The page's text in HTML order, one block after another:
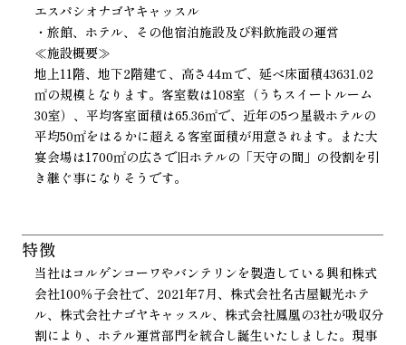
エスパシオナゴヤキャッスル
・旅館、ホテル、その他宿泊施設及び料飲施設の運営
≪施設概要≫
地上11階、地下2階建て、高さ44ｍで、延べ床面積43631.02
㎡の規模となります。客室数は108室（うちスイートルーム
30室）、平均客室面積は65.36㎡で、近年の5つ星級ホテルの
平均50㎡をはるかに超える客室面積が用意されます。また大
宴会場は1700㎡の広さで旧ホテルの「天守の間」の役割を引
き継ぐ事になりそうです。
特徴
当社はコルゲンコーワやバンテリンを製造している興和株式
会社100％子会社で、2021年7月、株式会社名古屋観光ホテ
ル、株式会社ナゴヤキャッスル、株式会社鳳凰の3社が吸収分
割により、ホテル運営部門を統合し誕生いたしました。現事